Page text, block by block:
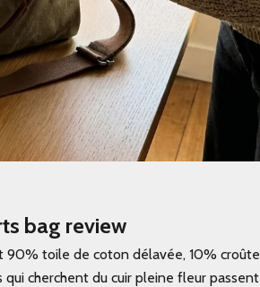
bag review
90% toile de coton délavée, 10% croûte
cherchent du cuir pleine fleur passent